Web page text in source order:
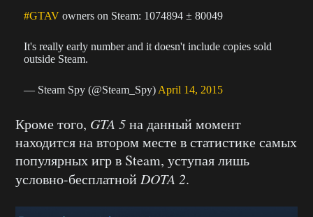
#GTAV owners on Steam: 1074894 ± 80049
It's really early number and it doesn't include copies sold
outside Steam.
— Steam Spy (@Steam_Spy) April 14, 2015
Кроме того, GTA 5на данный момент
находится на втором месте в статистике самых
популярных игр в Steam, уступая лишь
условно-бесплатной DOTA 2.